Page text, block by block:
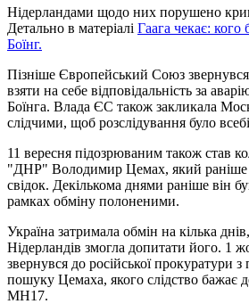
Нідерландами щодо них порушено
Детально в матеріалі Гаага чекає: кого
Боїнг.
Пізніше Європейський Союз
взяти на себе відповідальність за
Боїнга. Влада ЄС також закликала
слідчими, щоб розслідування було
11 вересня підозрюваним також став
"ДНР" Володимир Цемах, який раніше
свідок. Декількома днями раніше він
рамках обміну полоненими.
Україна затримала обмін на кілька
Нідерландів змогла допитати його. 1
звернувся до російської прокуратури
пошуку Цемаха, якого слідство бажає
MH17.